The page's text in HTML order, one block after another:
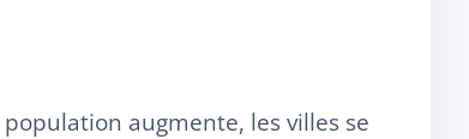
augmente, les villes se